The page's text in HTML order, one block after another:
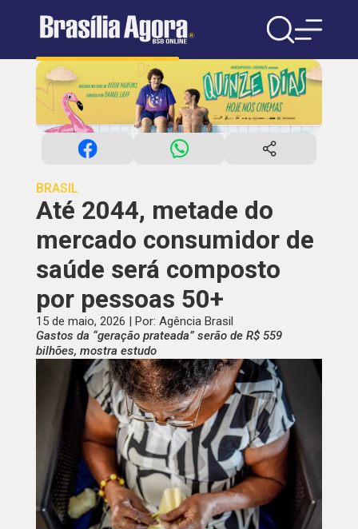
BRASIL
Até 2044, metade do
mercado consumidor de
saúde será composto
por pessoas 50+
15 de maio, 2026 | Por: Agência Brasil
Gastos da “geração prateada” serão de R$ 559
bilhões, mostra estudo